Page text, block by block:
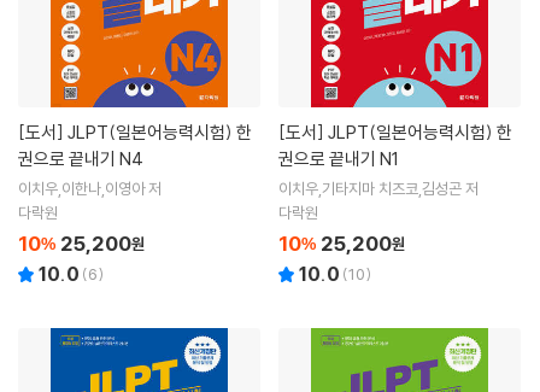
[도서]
권으로 끝내기 N4
이치우,이한나,이영아 저
다락원
10% 25,200원
10.0 (6)
[도서]
권으로 끝내기 N1
이치우,기타지마 치즈코,김성곤 저
다락원
10% 25,200원
10.0 (10)